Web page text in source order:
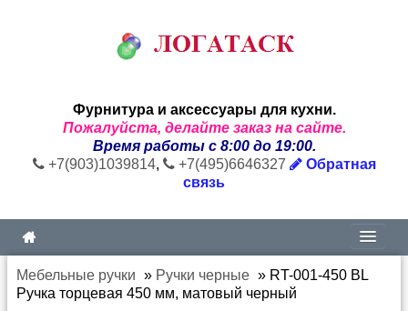
Фурнитура и аксессуары для кухни.
Пожалуйста, делайте заказ на сайте.
Время работы с 8:00 до 19:00.
+7(903)1039814, +7(495)6646327
Обратная
связь
Мебельные ручки » Ручки черные » RT-001-450 BL
Ручка торцевая 450 мм, матовый черный